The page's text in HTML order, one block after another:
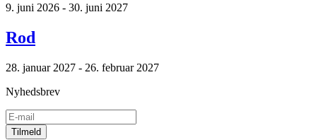
9. juni 2026 - 30. juni 2027
Rod
28. januar 2027 - 26. februar 2027
Nyhedsbrev